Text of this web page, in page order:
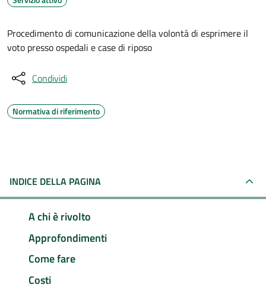
Procedimento di comunicazione della volontà di esprimere il
voto presso ospedali e case di riposo
Condividi
Normativa di riferimento
INDICE DELLA PAGINA
A chi è rivolto
Approfondimenti
Come fare
Costi